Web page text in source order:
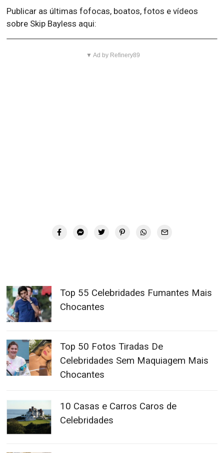
Publicar as últimas fofocas, boatos, fotos e vídeos
sobre Skip Bayless aqui:
▼ Ad by Refinery89
Top 55 Celebridades Fumantes Mais
Chocantes
Top 50 Fotos Tiradas De
Celebridades Sem Maquiagem Mais
Chocantes
10 Casas e Carros Caros de
Celebridades